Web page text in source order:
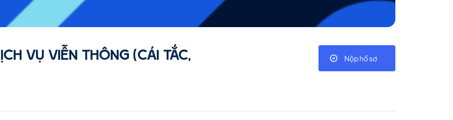
VỤ VIỄN THÔNG (CÁI TẮC,
Nộp hồ sơ